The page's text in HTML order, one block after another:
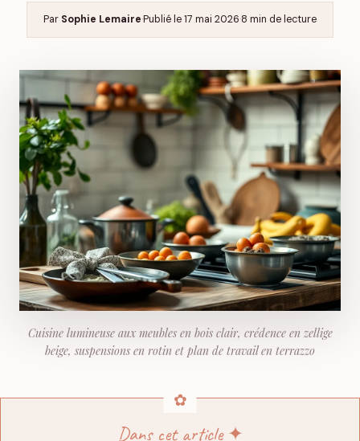
Par Sophie Lemaire·Publié le17 mai 2026·8 min de lecture
Cuisine lumineuse aux meubles en bois clair, crédence en zellige
beige, suspensions en rotin et plan de travail en terrazzo
Dans cet article ✦